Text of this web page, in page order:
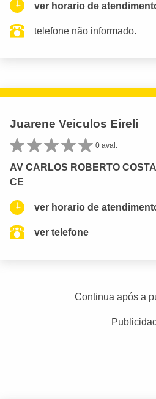
ver horario de
telefone não informado.
Juarene Veiculos Eireli
0 aval.
AV CARLOS ROBERTO
CE
ver horario de
ver telefone
Continua após a